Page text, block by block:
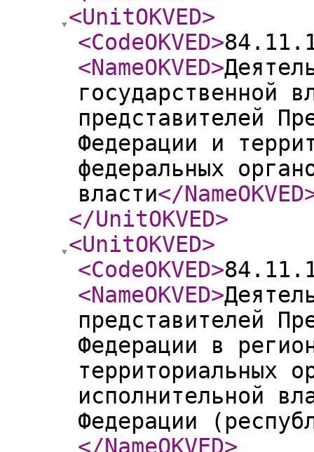
<UnitOKVED>
<CodeOKVED>
<NameOKVED>
государственной
представителей
Федерации и
федеральных
власти</NameOKVED
</UnitOKVED>
<UnitOKVED>
<CodeOKVED>
<NameOKVED>
представителей
Федерации в
территориальных
исполнительной
Федерации
</NameOKVED>